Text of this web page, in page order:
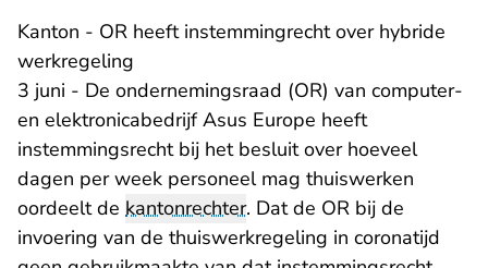
Kanton - OR heeft instemmingrecht over hybride
werkregeling
3 juni - De ondernemingsraad (OR) van computer-
en elektronicabedrijf Asus Europe heeft
instemmingsrecht bij het besluit over hoeveel
dagen per week personeel mag thuiswerken
oordeelt de kantonrechter. Dat de OR bij de
invoering van de thuiswerkregeling in coronatijd